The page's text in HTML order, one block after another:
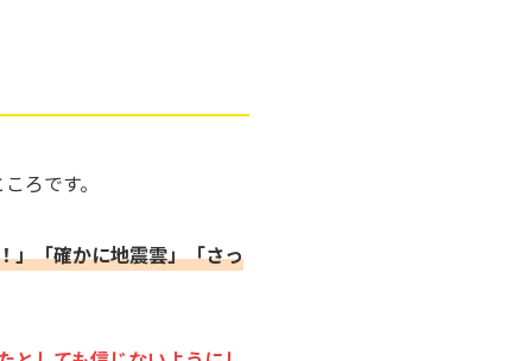
ろです。
」「確かに地震雲」「さっ